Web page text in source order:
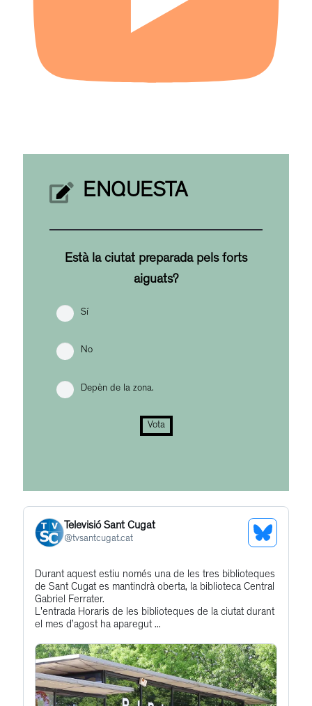
ENQUESTA
Està la ciutat preparada pels forts
aiguats?
Sí
No
Depèn de la zona.
Vota
Televisió Sant Cugat
@tvsantcugat.cat
See
Profile
Get
to
this
Durant aquest estiu només una de les tres biblioteques
de Sant Cugat es mantindrà oberta, la biblioteca Central
Gabriel Ferrater.
L'entrada Horaris de les biblioteques de la ciutat durant
el mes d’agost ha aparegut ...